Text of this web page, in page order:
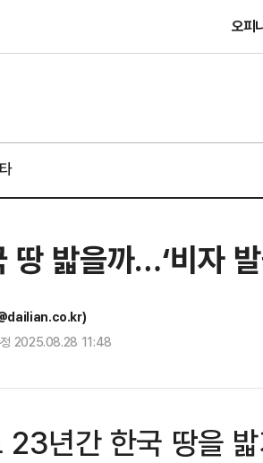
오피
땅 밟을까…‘비자
2025.08.28 11:48
23년간 한국 땅을